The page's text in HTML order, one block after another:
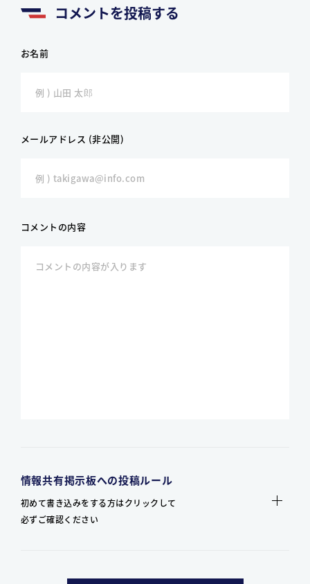
コメントを投稿する
お名前
メールアドレス (非公開)
コメントの内容
情報共有掲示板への投稿ルール
初めて書き込みをする方はクリックして
必ずご確認ください